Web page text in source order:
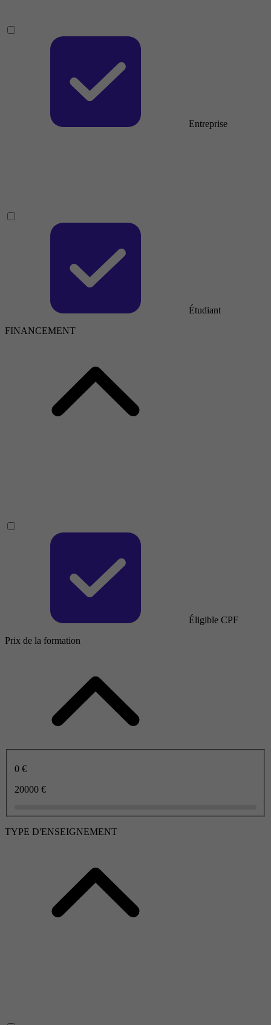
Entreprise
Étudiant
FINANCEMENT
Éligible CPF
Prix de la formation
0 €
20000 €
TYPE D'ENSEIGNEMENT